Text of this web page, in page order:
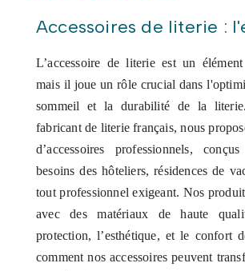
Accessoires de literie :
L’accessoire de literie est un
mais il joue un rôle crucial dans
sommeil et la durabilité de la
fabricant de literie français, nous
d’accessoires professionnels,
besoins des hôteliers, résidences de
tout professionnel exigeant. Nos
avec des matériaux de haute
protection, l’esthétique, et le confort
comment nos accessoires peuvent